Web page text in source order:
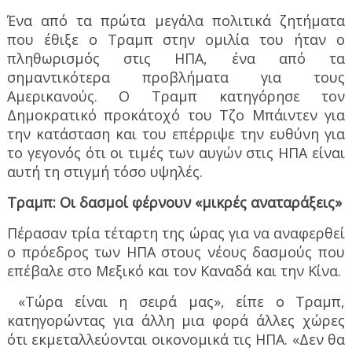
Ένα από τα πρώτα μεγάλα πολιτικά ζητήματα
που έθιξε ο Τραμπ στην ομιλία του ήταν ο
πληθωρισμός στις ΗΠΑ, ένα από τα
σημαντικότερα προβλήματα για τους
Αμερικανούς. Ο Τραμπ κατηγόρησε τον
Δημοκρατικό προκάτοχό του Τζο Μπάιντεν για
την κατάσταση και του επέρριψε την ευθύνη για
το γεγονός ότι οι τιμές των αυγών στις ΗΠΑ είναι
αυτή τη στιγμή τόσο υψηλές.
Τραμπ: Οι δασμοί φέρνουν «μικρές αναταράξεις»
Πέρασαν τρία τέταρτη της ώρας για να αναφερθεί
ο πρόεδρος των ΗΠΑ στους νέους δασμούς που
επέβαλε στο Μεξικό και τον Καναδά και την Κίνα.
«Τώρα είναι η σειρά μας», είπε ο Τραμπ,
κατηγορώντας για άλλη μια φορά άλλες χώρες
ότι εκμεταλλεύονται οικονομικά τις ΗΠΑ. «Δεν θα